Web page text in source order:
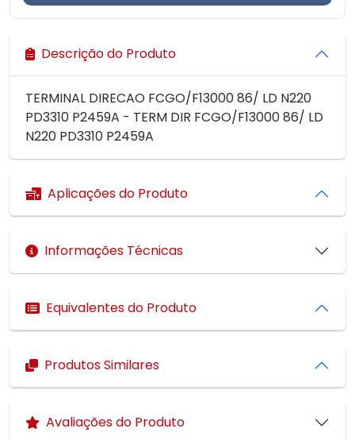
Descrição do Produto
TERMINAL DIRECAO FCGO/F13000 86/ LD N220
PD3310 P2459A - TERM DIR FCGO/F13000 86/ LD
N220 PD3310 P2459A
Aplicações do Produto
Informações Técnicas
Equivalentes do Produto
Produtos Similares
Avaliações do Produto